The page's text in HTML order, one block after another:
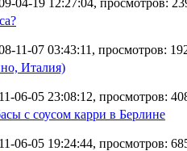
04-19 12:27:04, просмотров:
11-07 03:43:11, просмотров:
Италия)
06-05 23:08:12, просмотров:
с соусом карри в Берлине
06-05 19:24:44, просмотров: